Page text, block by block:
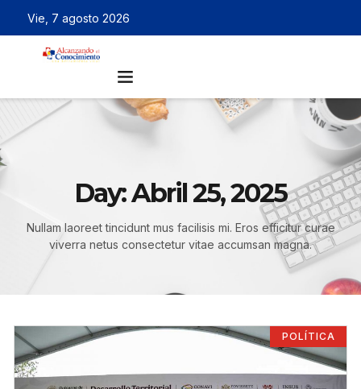
Vie, 7 agosto 2026
Day: Abril 25, 2025
Nullam laoreet tincidunt mus facilisis mi. Eros efficitur curae
viverra netus consectetur vitae accumsan magna.
POLÍTICA